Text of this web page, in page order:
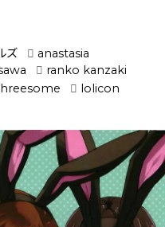
ズ
anastasia
ranko kanzaki
lolicon